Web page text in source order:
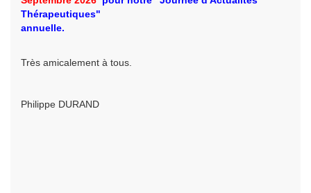
Thérapeutiques"
annuelle.
Très amicalement à tous.
Philippe DURAND